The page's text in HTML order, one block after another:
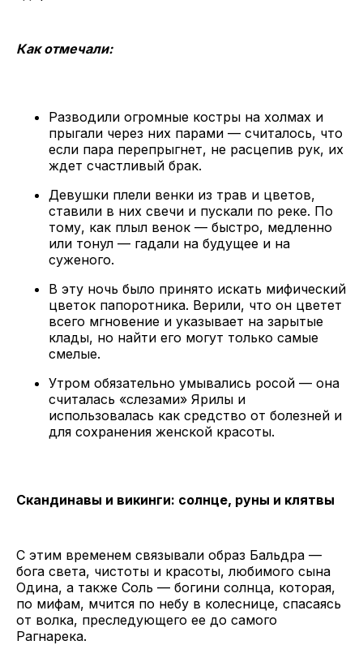
Как отмечали:
Разводили огромные костры на холмах и
прыгали через них парами — считалось, что
если пара перепрыгнет, не расцепив рук, их
ждет счастливый брак.
Девушки плели венки из трав и цветов,
ставили в них свечи и пускали по реке. По
тому, как плыл венок — быстро, медленно
или тонул — гадали на будущее и на
суженого.
В эту ночь было принято искать мифический
цветок папоротника. Верили, что он цветет
всего мгновение и указывает на зарытые
клады, но найти его могут только самые
смелые.
Утром обязательно умывались росой — она
считалась «слезами» Ярилы и
использовалась как средство от болезней и
для сохранения женской красоты.
Скандинавы и викинги: солнце, руны и клятвы
С этим временем связывали образ Бальдра —
бога света, чистоты и красоты, любимого сына
Одина, а также Соль — богини солнца, которая,
по мифам, мчится по небу в колеснице, спасаясь
от волка, преследующего ее до самого
Рагнарека.